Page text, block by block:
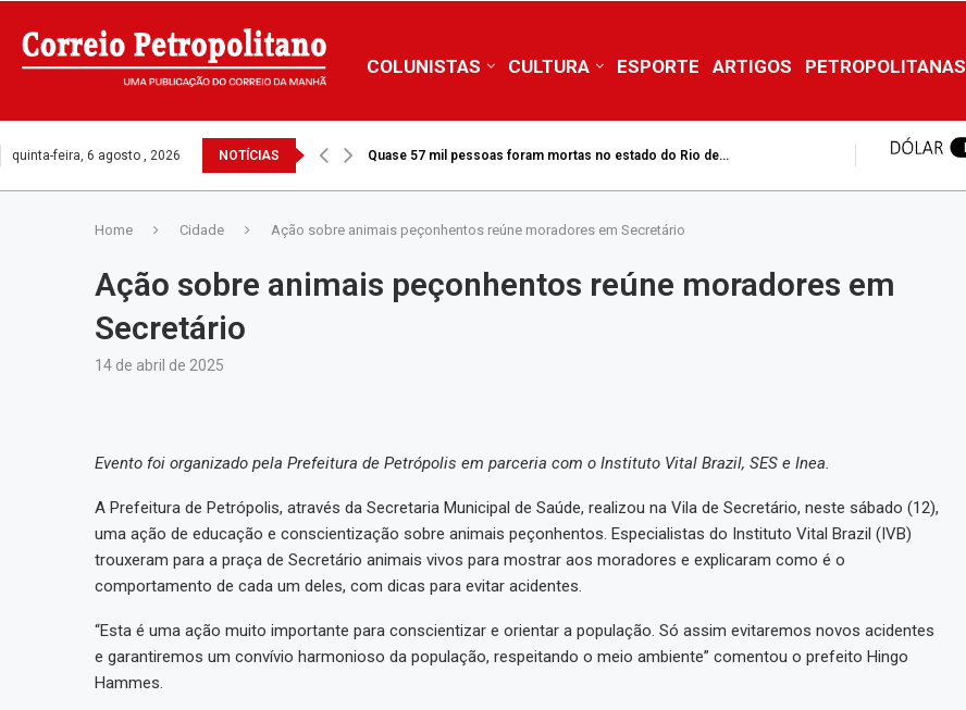
COLUNISTAS CULTURA ESPORTE ARTIGOS PETROPOLITANAS
quinta-feira, 6 agosto , 2026 NOTÍCIAS Quase 57 mil pessoas foram mortas no estado do Rio de...
Home Cidade Ação sobre animais peçonhentos reúne moradores em Secretário
Ação sobre animais peçonhentos reúne moradores em
Secretário
14 de abril de 2025
Evento foi organizado pela Prefeitura de Petrópolis em parceria com o Instituto Vital Brazil, SES e Inea.
A Prefeitura de Petrópolis, através da Secretaria Municipal de Saúde, realizou na Vila de Secretário, neste sábado (12),
uma ação de educação e conscientização sobre animais peçonhentos. Especialistas do Instituto Vital Brazil (IVB)
trouxeram para a praça de Secretário animais vivos para mostrar aos moradores e explicaram como é o
comportamento de cada um deles, com dicas para evitar acidentes.
“Esta é uma ação muito importante para conscientizar e orientar a população. Só assim evitaremos novos acidentes
e garantiremos um convívio harmonioso da população, respeitando o meio ambiente” comentou o prefeito Hingo
Hammes.